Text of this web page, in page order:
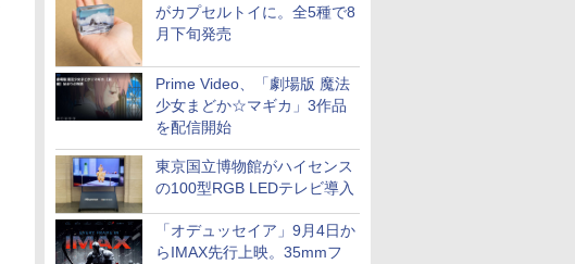
がカプセルトイに。全5種で8
月下旬発売
Prime Video、「劇場版 魔法
少女まどか☆マギカ」3作品
を配信開始
東京国立博物館がハイセンス
の100型RGB LEDテレビ導入
「オデュッセイア」9月4日か
らIMAX先行上映。35mmフ